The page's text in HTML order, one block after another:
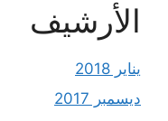
الأرشيف
يناير 2018
ديسمبر 2017